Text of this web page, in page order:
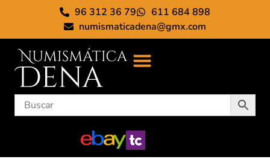
96 312 36 79
611 684 898
numismaticadena@gmx.com